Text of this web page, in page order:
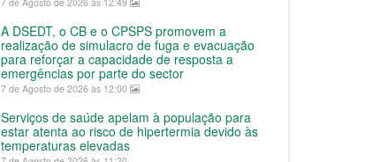
A DSEDT, o CB e o CPSPS promovem a
realização de simulacro de fuga e evacuação
para reforçar a capacidade de resposta a
emergências por parte do sector
7 de Agosto de 2026 às 12:00
Serviços de saúde apelam à população para
estar atenta ao risco de hipertermia devido às
temperaturas elevadas